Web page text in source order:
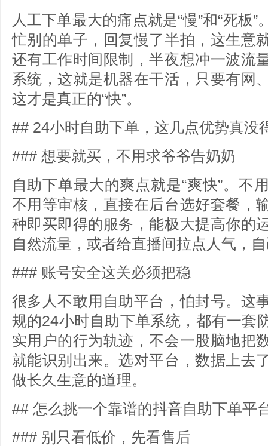
人工下单最大的痛点就是“慢”和“死板
忙别的单子，回复慢了半拍，这生意
还有工作时间限制，半夜想冲一波流
系统，这就是机器在干活，只要有网
这才是真正的“快”。
## 24小时自助下单，这几点优势真没
### 想要就买，不用求爷爷告奶奶
自助下单最大的爽点就是“爽快”。不
不用等审核，直接在后台选好套餐，
种即买即得的服务，能极大提高你的
自然流量，或者给直播间拉点人气，
### 账号安全这关必须把稳
很多人不敢用自助平台，怕封号。这
规的24小时自助下单系统，都有一套
实用户的行为轨迹，不会一股脑地把
就能识别出来。选对平台，数据上去
做长久生意的道理。
## 怎么挑一个靠谱的抖音自助下单平
### 别只看低价，先看售后